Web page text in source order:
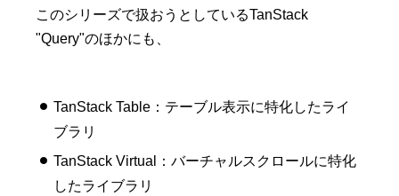
このシリーズで扱おうとしているTanStack
"Query"のほかにも、
TanStack Table：テーブル表示に特化したライ
ブラリ
TanStack Virtual：バーチャルスクロールに特化
したライブラリ